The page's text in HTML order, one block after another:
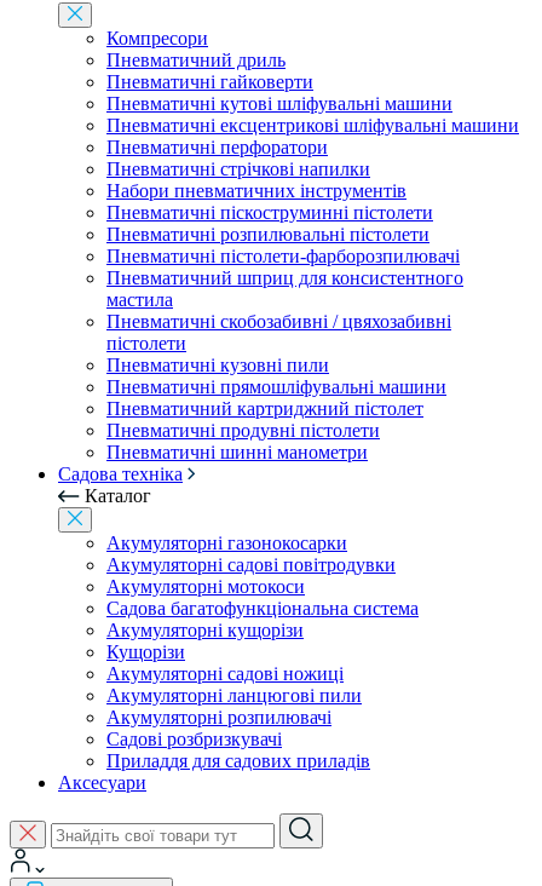
Компресори
Пневматичний дриль
Пневматичні гайковерти
Пневматичні кутові шліфувальні машини
Пневматичні ексцентрикові шліфувальні машини
Пневматичні перфоратори
Пневматичні стрічкові напилки
Набори пневматичних інструментів
Пневматичні піскоструминні пістолети
Пневматичні розпилювальні пістолети
Пневматичні пістолети-фарборозпилювачі
Пневматичний шприц для консистентного
мастила
Пневматичні скобозабивні / цвяхозабивні
пістолети
Пневматичні кузовні пили
Пневматичні прямошліфувальні машини
Пневматичний картриджний пістолет
Пневматичні продувні пістолети
Пневматичні шинні манометри
Садова техніка
Каталог
Акумуляторні газонокосарки
Акумуляторні садові повітродувки
Акумуляторні мотокоси
Садова багатофункціональна система
Акумуляторні кущорізи
Кущорізи
Акумуляторні садові ножиці
Акумуляторні ланцюгові пили
Акумуляторні розпилювачі
Садові розбризкувачі
Приладдя для садових приладів
Аксесуари